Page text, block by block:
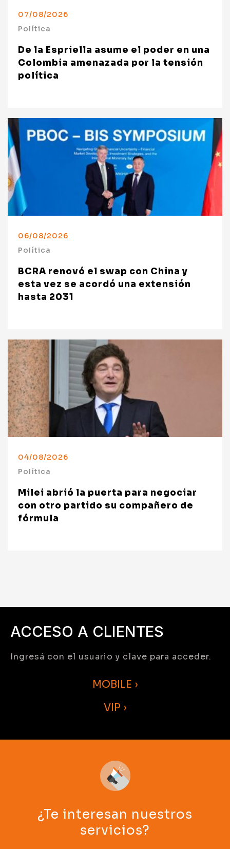
07/08/2026
Política
De la Espriella asume el poder en una
Colombia amenazada por la tensión
política
06/08/2026
Política
BCRA renovó el swap con China y
esta vez se acordó una extensión
hasta 2031
04/08/2026
Política
Milei abrió la puerta para negociar
con otro partido su compañero de
fórmula
ACCESO A CLIENTES
Ingresá con el usuario y clave para acceder.
MOBILE ›
VIP ›
¿Te interesan nuestros
servicios?